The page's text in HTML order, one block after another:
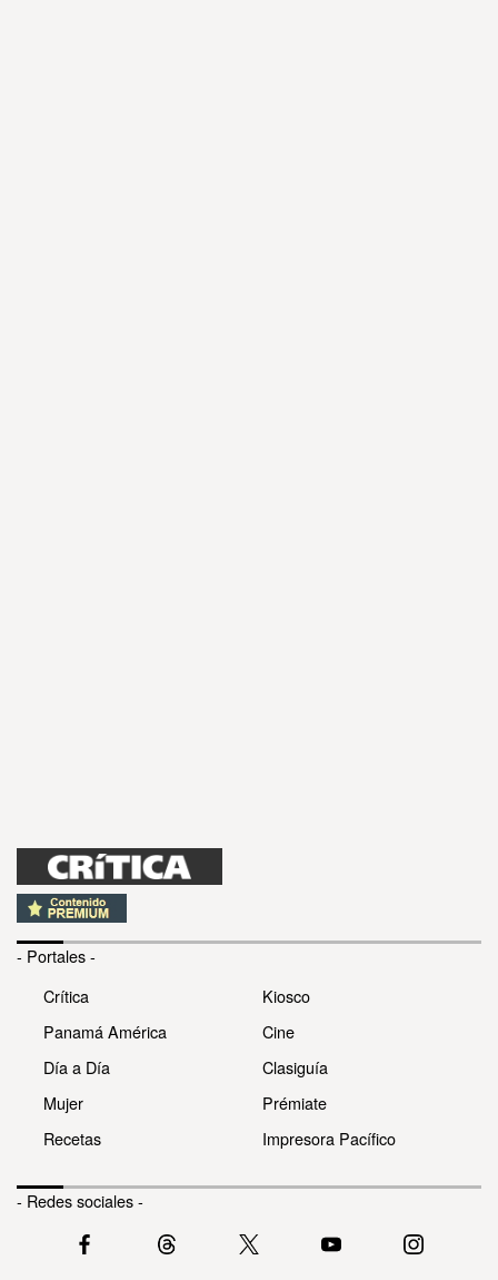
- Portales -
Crítica
Panamá América
Día a Día
Mujer
Recetas
Kiosco
Cine
Clasiguía
Prémiate
Impresora Pacífico
- Redes sociales -